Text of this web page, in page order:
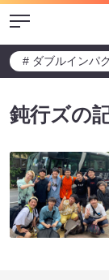
Menu
# ダブルインパ
鈍行ズの